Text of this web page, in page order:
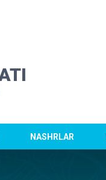
NASHRLAR